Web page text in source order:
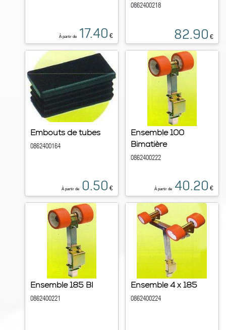
À partir de 17.40 €
0862400218
82.90 €
Embouts de tubes
0862400164
À partir de 0.50 €
Ensemble 100
Bimatière
0862400222
À partir de 40.20 €
Ensemble 185 BI
0862400221
Ensemble 4 x 185
0862400224